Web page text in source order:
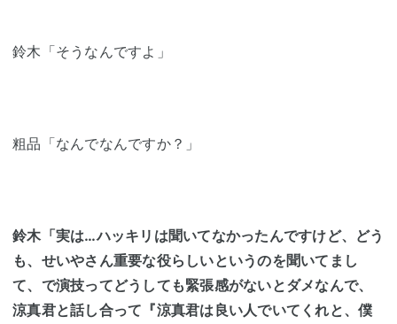
鈴木「そうなんですよ」
粗品「なんでなんですか？」
鈴木「実は…ハッキリは聞いてなかったんですけど、どう
も、せいやさん重要な役らしいというのを聞いてまし
て、で演技ってどうしても緊張感がないとダメなんで、
涼真君と話し合って『涼真君は良い人でいてくれと、僕